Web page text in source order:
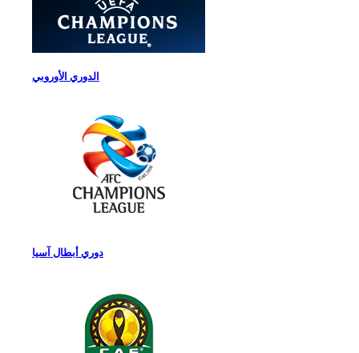
الدوري الأوروبي
دوري أبطال آسيا